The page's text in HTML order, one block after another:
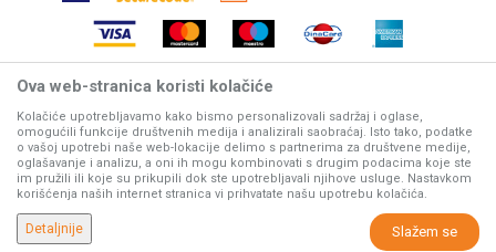
Zamena artikala
Nastojimo da budemo što precizniji u opisu proizvoda, prikazu
slika i samih cena, ali ne možemo garantovati da su sve
informacije kompletne i bez grešaka.
Svi artikli prikazani na sajtu su deo naše ponude, ali ne
podrazumeva da su dostupni u svakom trenutku.
©2026www.villagerstore.com . Sva prava zadržana.
Ova web-stranica koristi kolačiće
Kolačiće upotrebljavamo kako bismo personalizovali sadržaj i oglase,
omogućili funkcije društvenih medija i analizirali saobraćaj. Isto tako, podatke
o vašoj upotrebi naše web-lokacije delimo s partnerima za društvene medije,
oglašavanje i analizu, a oni ih mogu kombinovati s drugim podacima koje ste
im pružili ili koje su prikupili dok ste upotrebljavali njihove usluge. Nastavkom
korišćenja naših internet stranica vi prihvatate našu upotrebu kolačića.
Detaljnije Slažem se